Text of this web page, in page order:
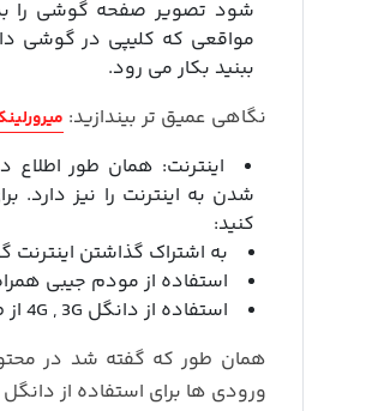
مواقعی که کلیپی در گوشی
ببنید بکار می رود.
نگاهی عمیق تر بیندازید:
اینترنت: همان طور
شدن به اینترنت را نیز دارد.
کنید:
به اشتراک گذاشتن
استفاده از مودم جیبی
استفاده از دانگل 4G , 3G از طریق USB
ورودی ها برای استفاده از